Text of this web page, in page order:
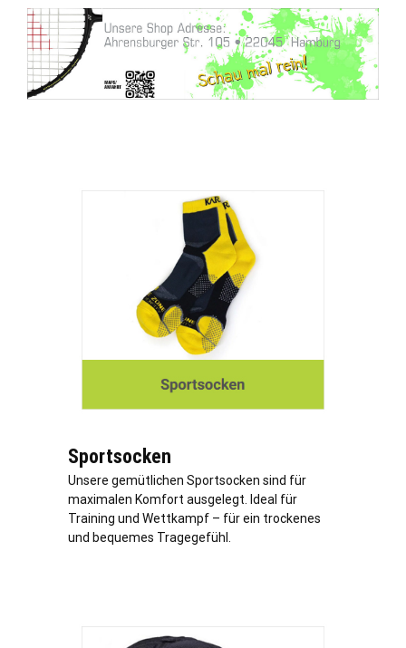
Sportsocken
Unsere gemütlichen Sportsocken sind für
maximalen Komfort ausgelegt. Ideal für
Training und Wettkampf – für ein trockenes
und bequemes Tragegefühl.